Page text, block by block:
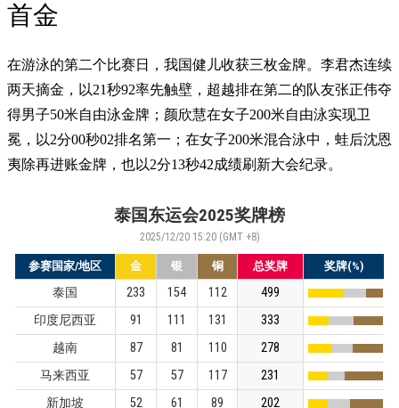
首金
在游泳的第二个比赛日，我国健儿收获三枚金牌。李君杰连续
两天摘金，以21秒92率先触壁，超越排在第二的队友张正伟夺
得男子50米自由泳金牌；颜欣慧在女子200米自由泳实现卫
冕，以2分00秒02排名第一；在女子200米混合泳中，蛙后沈恩
夷除再进账金牌，也以2分13秒42成绩刷新大会纪录。